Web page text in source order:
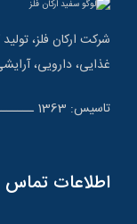
شرکت ارکان فلز،
غذایی، دارویی،
تاسیس: 1363 ــــــــــ شماره ثبت: 1170
اطلاعات تماس